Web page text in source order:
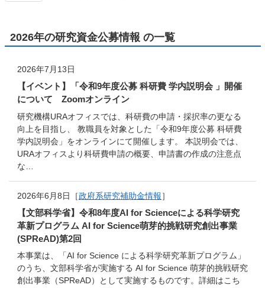
2026年の研究資金公募情報 の一覧
2026年7月13日
【イベント】「令和9年度公募 科研費 学内説明会 」開催
について Zoomオンライン
研究機構URAオフィスでは、科研費の申請・採択率の更なる
向上を目指し、 教職員を対象とした「令和9年度公募 科研費
学内説明会」をオンラインにて開催します。 本説明会では、
URAオフィスより科研費申請の概要、申請書の作成の注意点
な…
2026年6月8日［政府系研究補助金情報］
【文部科学省】令和8年度AI for Scienceによる科学研究
革新プログラム AI for Science萌芽的挑戦研究創出事業
(SPReAD)第2回
本事業は、「AI for Science による科学研究革新プログラム」
のうち、文部科学省が実施する AI for Science 萌芽的挑戦研究
創出事業（SPReAD）として実施するものです。詳細はこち